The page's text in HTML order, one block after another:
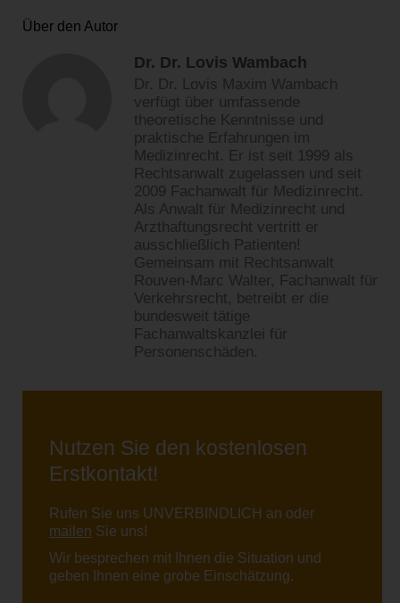
Über den Autor
Dr. Dr. Lovis Wambach
Dr. Dr. Lovis Maxim Wambach
verfügt über umfassende
theoretische Kenntnisse und
praktische Erfahrungen im
Medizinrecht. Er ist seit 1999 als
Rechtsanwalt zugelassen und seit
2009 Fachanwalt für Medizinrecht.
Als Anwalt für Medizinrecht und
Arzthaftungsrecht vertritt er
ausschließlich Patienten!
Gemeinsam mit Rechtsanwalt
Rouven-Marc Walter, Fachanwalt für
Verkehrsrecht, betreibt er die
bundesweit tätige
Fachanwaltskanzlei für
Personenschäden.
Nutzen Sie den kostenlosen
Erstkontakt!
Rufen Sie uns UNVERBINDLICH an oder
mailen Sie uns!
Wir besprechen mit Ihnen die Situation und
geben Ihnen eine grobe Einschätzung.